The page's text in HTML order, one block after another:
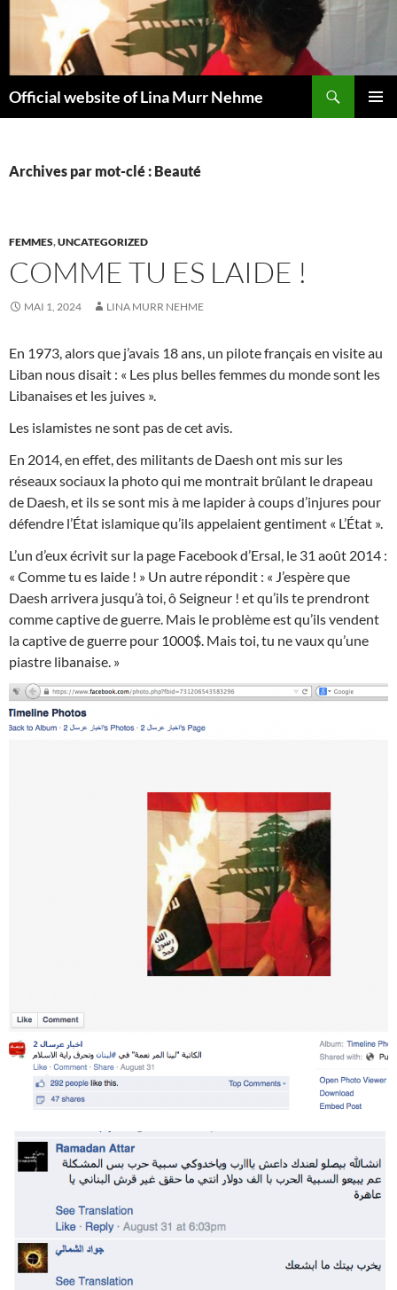
contenu
Official website of Lina Murr Nehme
Archives par mot-clé : Beauté
FEMMES,UNCATEGORIZED
COMME TU ES LAIDE !
MAI 1, 2024 LINA MURR NEHME
En 1973, alors que j’avais 18 ans, un pilote français en visite au
Liban nous disait : « Les plus belles femmes du monde sont les
Libanaises et les juives ».
Les islamistes ne sont pas de cet avis.
En 2014, en effet, des militants de Daesh ont mis sur les
réseaux sociaux la photo qui me montrait brûlant le drapeau
de Daesh, et ils se sont mis à me lapider à coups d’injures pour
défendre l’État islamique qu’ils appelaient gentiment « L’État ».
L’un d’eux écrivit sur la page Facebook d’Ersal, le 31 août 2014 :
« Comme tu es laide ! » Un autre répondit : « J’espère que
Daesh arrivera jusqu’à toi, ô Seigneur ! et qu’ils te prendront
comme captive de guerre. Mais le problème est qu’ils vendent
la captive de guerre pour 1000$. Mais toi, tu ne vaux qu’une
piastre libanaise. »